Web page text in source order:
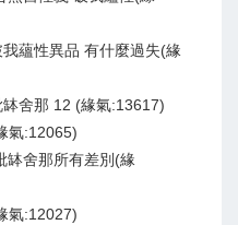
蘊性異品 有什麼過失(緣
舍那 12 (緣氣:13617)
氣:12065)
舍那所有差別(緣
氣:12027)